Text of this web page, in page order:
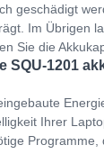
geschädigt
Im Übrigen
Sie die
SQU-1201
Ihrer
Programme,